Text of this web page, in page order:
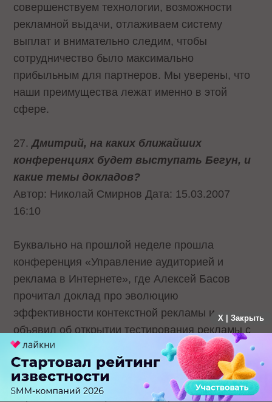
совершенствуем технологии, возможности
рекламной выдачи, отлаживаем систему
выплат и внимательно следим, чтобы
сотрудничество было максимально
прибыльным для партнеров. Мы уверены, что
наши преимущества лежат именно в этой
сфере.
27.Дмитрий, на каких ближайших
конференциях будет выступать Бегун, и
какие темы докладов?
Автор: Николай Смирнов Дата: 15.03.2007
16:10
Буквально на прошлой неделе прошла
конференция «Управление аудиторией и
реклама в Интернете», где Алексей Басов
прочитал доклад про эволюцию
эффективности контекстной рекламы и
объявил об открытии тестирования рекламы с
оплатой за результат. Ближайшая
конференция с нашим участием – КИБ
(Конференция «Интернет и Бизнес») 19-20
апреля. Поскольку мы любим рассказывать на
X | Закрыть